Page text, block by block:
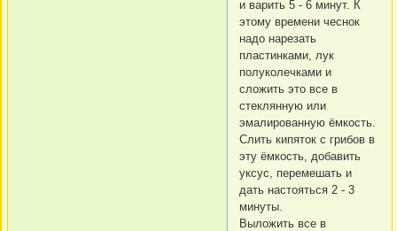
и варить 5 - 6 минут. К
этому времени чеснок
надо нарезать
пластинками, лук
полуколечками и
сложить это все в
стеклянную или
эмалированную ёмкость.
Слить кипяток с грибов в
эту ёмкость, добавить
уксус, перемешать и
дать настояться 2 - 3
минуты.
Выложить все в